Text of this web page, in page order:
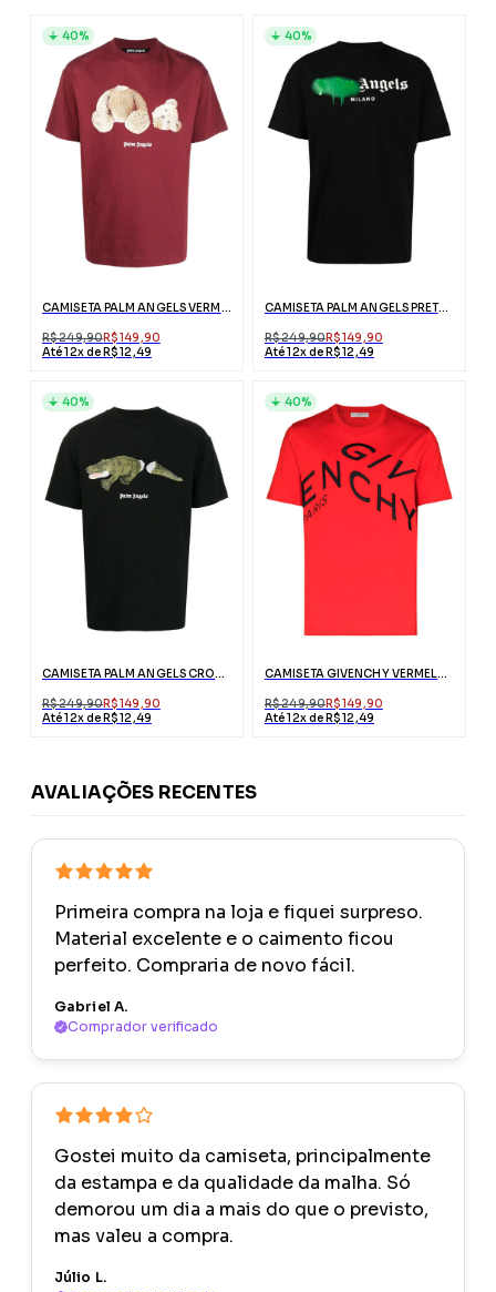
CAMISETA PALM ANGELS VERMELHA ESTAMPA URSO
R$ 249,90R$ 149,90
Até 12x de R$ 12,49
40%
CAMISETA PALM ANGELS PRETA MILANO COM LOGO
R$ 249,90R$ 149,90
Até 12x de R$ 12,49
40%
CAMISETA PALM ANGELS CROCODILO PRETA COM LOGO
R$ 249,90R$ 149,90
Até 12x de R$ 12,49
40%
CAMISETA GIVENCHY VERMELHA COM BORDADO ABSTRATO
R$ 249,90R$ 149,90
Até 12x de R$ 12,49
40%
AVALIAÇÕES RECENTES
Primeira compra na loja e fiquei surpreso.
Material excelente e o caimento ficou
perfeito. Compraria de novo fácil.
Gabriel A.
Comprador verificado
Gostei muito da camiseta, principalmente
da estampa e da qualidade da malha. Só
demorou um dia a mais do que o previsto,
mas valeu a compra.
Júlio L.